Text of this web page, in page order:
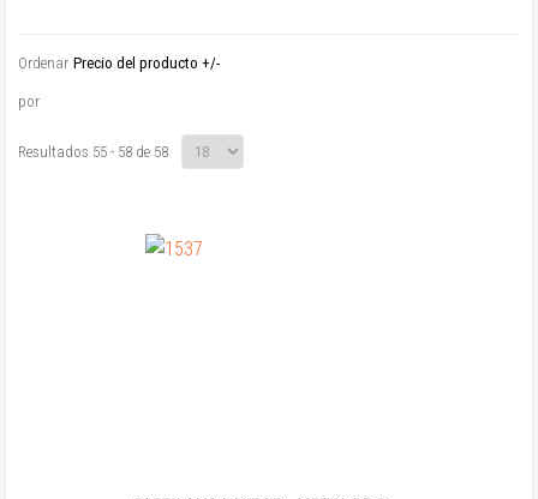
Ordenar
por
Precio del producto +/-
Resultados 55 - 58 de 58